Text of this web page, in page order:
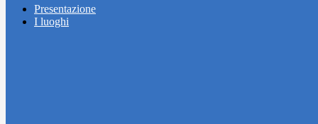
Presentazione
I luoghi